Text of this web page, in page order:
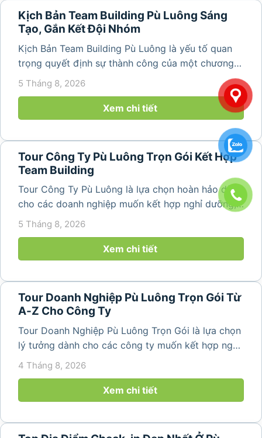
Kịch Bản Team Building Pù Luông Sáng
Tạo, Gắn Kết Đội Nhóm
Kịch Bản Team Building Pù Luông là yếu tố quan
trọng quyết định sự thành công của một chương
trình du lịch doanh nghiệp. Một kịch bản được xây
dựng bài bản không chỉ mang đến những phút
giây vui vẻ, sôi động mà còn...
5 Tháng 8, 2026
Xem chi tiết
Tour Công Ty Pù Luông Trọn Gói Kết Hợp
Team Building
Tour Công Ty Pù Luông là lựa chọn hoàn hảo dành
cho các doanh nghiệp muốn kết hợp nghỉ dưỡng,
team building và gắn kết tập thể trong không gian
Hóa vài giờ di chuyển,...
5 Tháng 8, 2026
Xem chi tiết
Tour Doanh Nghiệp Pù Luông Trọn Gói Từ
A-Z Cho Công Ty
Tour Doanh Nghiệp Pù Luông Trọn Gói là lựa chọn
lý tưởng dành cho các công ty muốn kết hợp nghỉ
dưỡng, gắn kết đội ngũ và tái tạo năng lượng sau
thiên nhiên trong lành,...
4 Tháng 8, 2026
Xem chi tiết